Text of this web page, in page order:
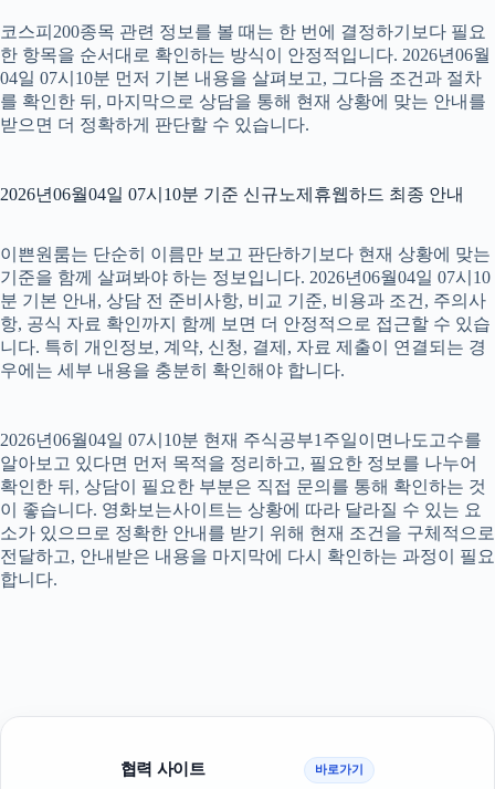
코스피200종목 관련 정보를 볼 때는 한 번에 결정하기보다 필요
한 항목을 순서대로 확인하는 방식이 안정적입니다. 2026년06월
04일 07시10분 먼저 기본 내용을 살펴보고, 그다음 조건과 절차
를 확인한 뒤, 마지막으로 상담을 통해 현재 상황에 맞는 안내를
받으면 더 정확하게 판단할 수 있습니다.
2026년06월04일 07시10분 기준 신규노제휴웹하드 최종 안내
이쁜원룸는 단순히 이름만 보고 판단하기보다 현재 상황에 맞는
기준을 함께 살펴봐야 하는 정보입니다. 2026년06월04일 07시10
분 기본 안내, 상담 전 준비사항, 비교 기준, 비용과 조건, 주의사
항, 공식 자료 확인까지 함께 보면 더 안정적으로 접근할 수 있습
니다. 특히 개인정보, 계약, 신청, 결제, 자료 제출이 연결되는 경
우에는 세부 내용을 충분히 확인해야 합니다.
2026년06월04일 07시10분 현재 주식공부1주일이면나도고수를
알아보고 있다면 먼저 목적을 정리하고, 필요한 정보를 나누어
확인한 뒤, 상담이 필요한 부분은 직접 문의를 통해 확인하는 것
이 좋습니다. 영화보는사이트는 상황에 따라 달라질 수 있는 요
소가 있으므로 정확한 안내를 받기 위해 현재 조건을 구체적으로
전달하고, 안내받은 내용을 마지막에 다시 확인하는 과정이 필요
합니다.
협력 사이트 바로가기